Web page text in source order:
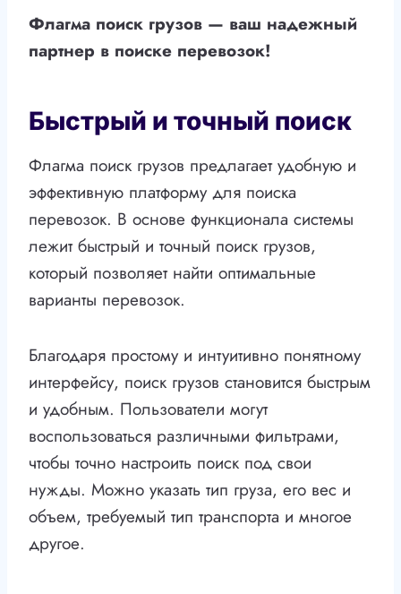
Флагма поиск грузов — ваш надежный
партнер в поиске перевозок!
Быстрый и точный поиск
Флагма поиск грузов предлагает удобную и
эффективную платформу для поиска
перевозок. В основе функционала системы
лежит быстрый и точный поиск грузов,
который позволяет найти оптимальные
варианты перевозок.
Благодаря простому и интуитивно понятному
интерфейсу, поиск грузов становится быстрым
и удобным. Пользователи могут
воспользоваться различными фильтрами,
чтобы точно настроить поиск под свои
нужды. Можно указать тип груза, его вес и
объем, требуемый тип транспорта и многое
другое.